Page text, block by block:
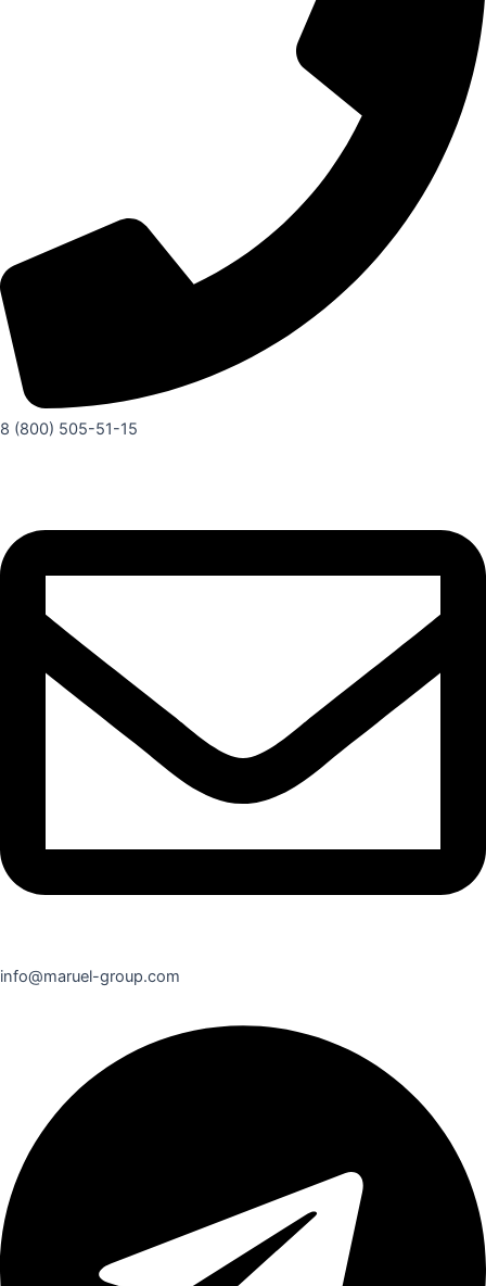
8 (800) 505-51-15
info@maruel-group.com